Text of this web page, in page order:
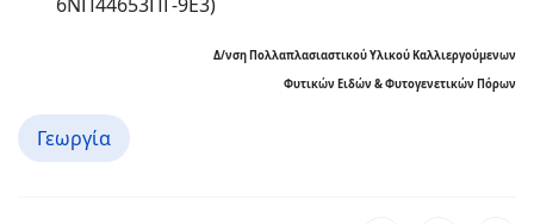
Δ/νση Πολλαπλασιαστικού Υλικού Καλλιεργούμενων
Φυτικών Ειδών & Φυτογενετικών Πόρων
Γεωργία